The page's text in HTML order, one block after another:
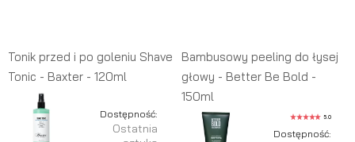
Tonik przed i po goleniu Shave
Tonic - Baxter - 120ml
Dostępność:
Ostatnia
Bambusowy peeling do łysej
głowy - Better Be Bold -
150ml
5.0
Dostępność: